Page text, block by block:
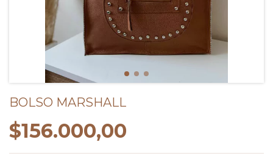
BOLSO MARSHALL
$156.000,00